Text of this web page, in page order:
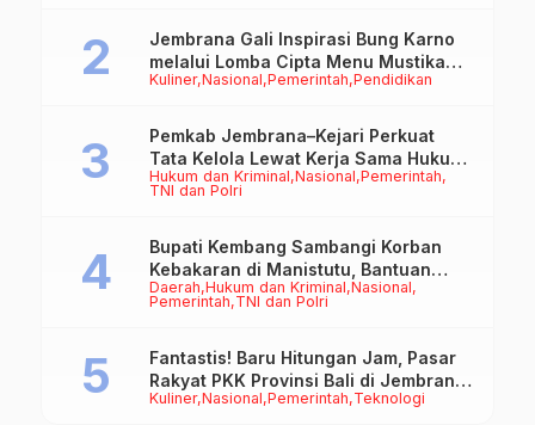
Kuliner Nasional Pemerintah Pendidikan
Jembrana Gali Inspirasi Bung Karno
melalui Lomba Cipta Menu Mustika
Rasa
Hukum dan Kriminal Nasional Pemerintah
TNI dan Polri
Pemkab Jembrana–Kejari Perkuat
Tata Kelola Lewat Kerja Sama Hukum
Datun
Daerah Hukum dan Kriminal Nasional
Pemerintah TNI dan Polri
Bupati Kembang Sambangi Korban
Kebakaran di Manistutu, Bantuan
Disalurkan untuk Ringankan Beban
Kuliner Nasional Pemerintah Teknologi
Fantastis! Baru Hitungan Jam, Pasar
Rakyat PKK Provinsi Bali di Jembrana
Raup Omzet Ratusan Juta